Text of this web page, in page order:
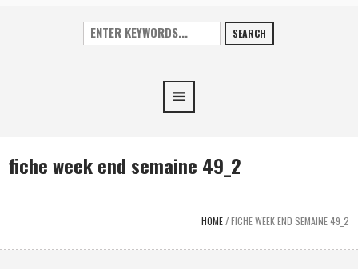
SEARCH
fiche week end semaine 49_2
HOME/FICHE WEEK END SEMAINE 49_2